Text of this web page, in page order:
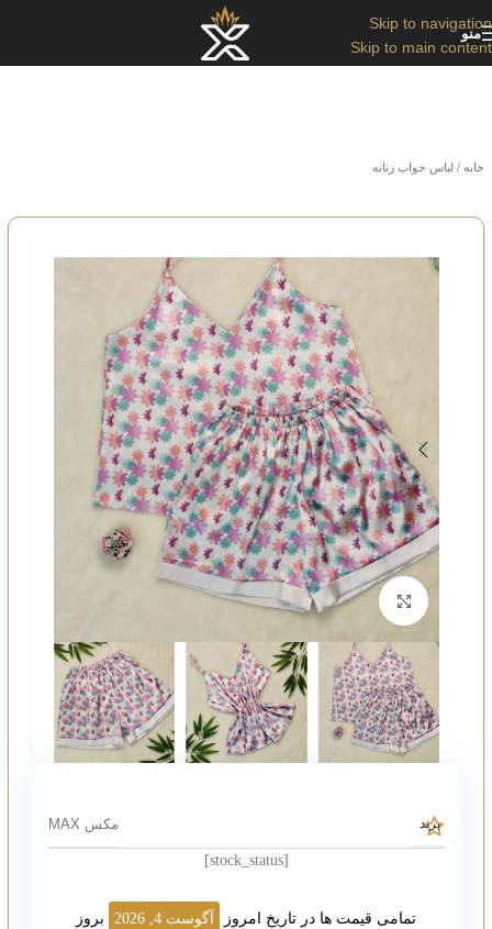
Skip to navigation
Skip to main content
منو
خانه / لباس خواب زنانه
بزرگنمایی تصویر
برند مکس MAX
[stock_status]
تمامی قیمت ها در تاریخ امروز آگوست 4, 2026
بروز